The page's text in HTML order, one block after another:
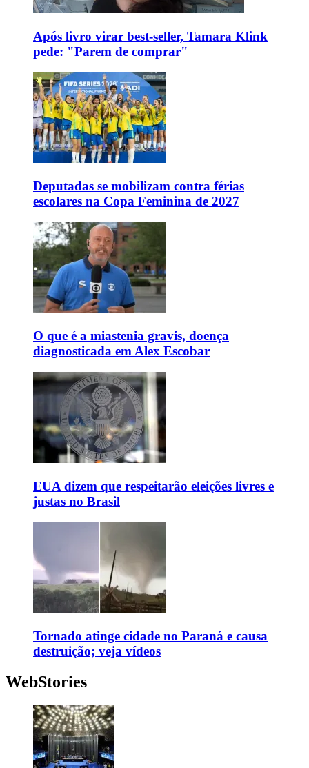
Após livro virar best-seller, Tamara Klink
pede: "Parem de comprar"
Deputadas se mobilizam contra férias
escolares na Copa Feminina de 2027
O que é a miastenia gravis, doença
diagnosticada em Alex Escobar
EUA dizem que respeitarão eleições livres e
justas no Brasil
Tornado atinge cidade no Paraná e causa
destruição; veja vídeos
WebStories